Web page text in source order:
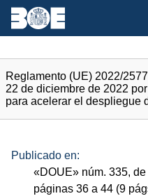
Reglamento (UE) 2022/
22 de diciembre de 2022
para acelerar el despliegue
Publicado en:
«DOUE» núm. 335,
páginas 36 a 44 (9